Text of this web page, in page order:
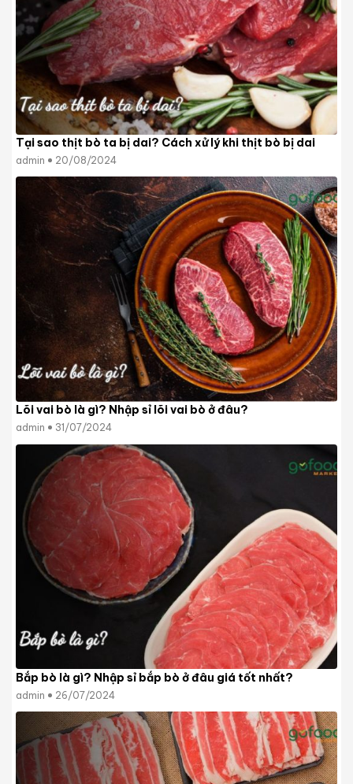
Tại sao thịt bò ta bị dai? Cách xử lý khi thịt bò bị dai
admin 20/08/2024
Lõi vai bò là gì? Nhập sỉ lõi vai bò ở đâu?
admin 31/07/2024
Bắp bò là gì? Nhập sỉ bắp bò ở đâu giá tốt nhất?
admin 26/07/2024